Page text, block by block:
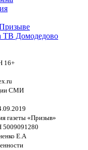
ТВ Домодедово
16+
СМИ
газеты «Призыв»
Е.А